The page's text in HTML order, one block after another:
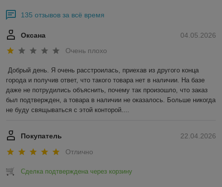
135 отзывов за всё время
04.05.2026
Оксана
Очень плохо
Добрый день. Я очень расстроилась, приехав из другого конца
города и получив ответ, что такого товара нет в наличии. На базе
даже не потрудились объяснить, почему так произошло, что заказ
был подтвержден, а товара в наличии не оказалось. Больше никогда
не буду свящываться с этой конторой....
22.04.2026
Покупатель
Отлично
Сделка подтверждена через корзину